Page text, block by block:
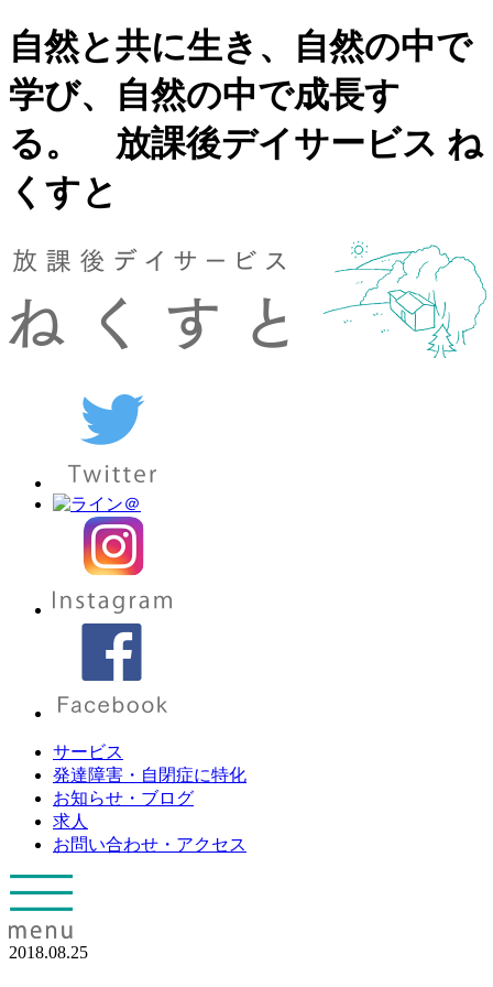
自然と共に生き、自然の中で
学び、自然の中で成長す
る。 放課後デイサービス ね
くすと
サービス
発達障害・自閉症に特化
お知らせ・ブログ
求人
お問い合わせ・アクセス
2018.08.25